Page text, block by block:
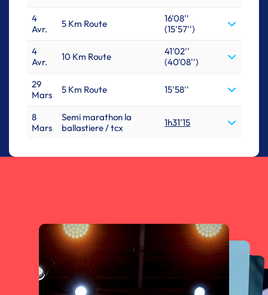
4
Avr.
5 Km Route
16'08''
(15'57'')
4
Avr.
10 Km Route
41'02''
(40'08'')
29
Mars
5 Km Route 15'58''
8
Mars
Semi marathon la
ballastiere / tcx
1h31'15